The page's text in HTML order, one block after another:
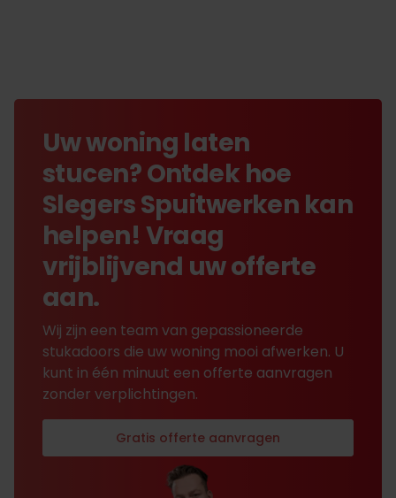
Uw woning laten
stucen? Ontdek hoe
Slegers Spuitwerken kan
helpen! Vraag
vrijblijvend uw offerte
aan.
Wij zijn een team van gepassioneerde
stukadoors die uw woning mooi afwerken. U
kunt in één minuut een offerte aanvragen
zonder verplichtingen.
Gratis offerte aanvragen